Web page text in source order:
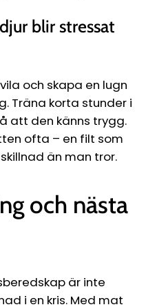
blir stressat
och skapa en lugn
Träna korta stunder i
att den känns trygg.
ofta – en filt som
än man tror.
och nästa
är inte
i en kris. Med mat